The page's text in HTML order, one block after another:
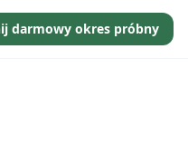
darmowy okres próbny